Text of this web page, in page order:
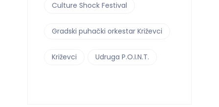
Culture Shock Festival
Gradski puhački orkestar Križevci
Križevci Udruga P.O.I.N.T.